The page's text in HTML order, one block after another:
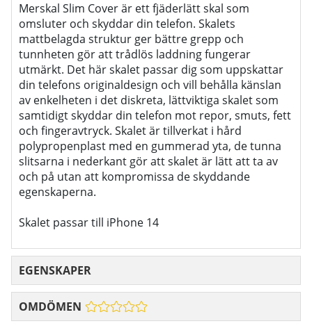
Merskal Slim Cover är ett fjäderlätt skal som
omsluter och skyddar din telefon. Skalets
mattbelagda struktur ger bättre grepp och
tunnheten gör att trådlös laddning fungerar
utmärkt. Det här skalet passar dig som uppskattar
din telefons originaldesign och vill behålla känslan
av enkelheten i det diskreta, lättviktiga skalet som
samtidigt skyddar din telefon mot repor, smuts, fett
och fingeravtryck. Skalet är tillverkat i hård
polypropenplast med en gummerad yta, de tunna
slitsarna i nederkant gör att skalet är lätt att ta av
och på utan att kompromissa de skyddande
egenskaperna.
Skalet passar till iPhone 14
EGENSKAPER
OMDÖMEN